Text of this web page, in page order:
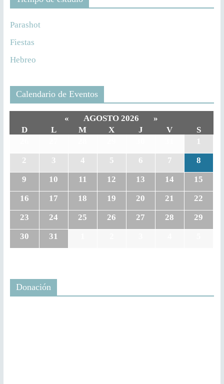
Parashot
Fiestas
Hebreo
Calendario de Eventos
« AGOSTO 2026
»
D
L M X J V
S
1
2
3 4 5 6 7
8
9
10 11 12 13 14
15
16
17 18 19 20 21
22
23
24 25 26 27 28
29
30
31
Donación